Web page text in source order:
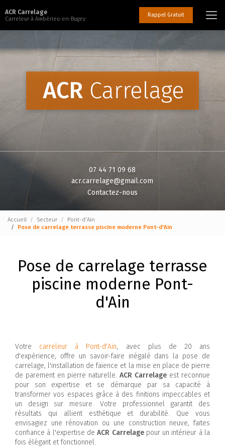
auACR Carrelage
Carreleur à Ambérieu-en-Bugey
Rappel Gratuit
07 44 71 09 68
acr.carrelage@gmail.com
Contactez-nous
Accueil Secteur
Pont-d'Ain
Pose de carrelage terrasse piscine moderne Pont-d'Ain
Pose de carrelage terrasse
piscine moderne Pont-
d'Ain
Votre carreleur à Pont-d'Ain, avec plus de 20 ans
d'expérience, offre un savoir-faire inégalé dans la pose de
carrelage, l'installation de faïence et la mise en place de pierre
de parement en pierre naturelle. ACR Carrelage est reconnue
pour son expertise et se démarque par sa capacité à
transformer vos espaces grâce à des finitions impeccables et
un design sur mesure. Votre professionnel garantit des
résultats qui allient esthétique et durabilité. Que vous
envisagiez une rénovation ou une construction neuve, faites
confiance à l'expertise deACR Carrelagepour un intérieur à la
fois élégant et fonctionnel.